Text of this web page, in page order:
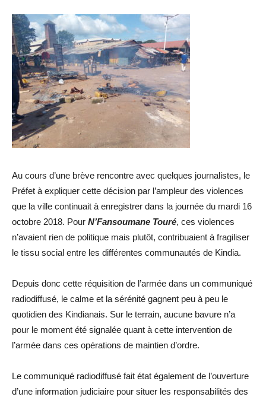
Au cours d’une brève rencontre avec quelques journalistes, le
Préfet à expliquer cette décision par l’ampleur des violences
que la ville continuait à enregistrer dans la journée du mardi 16
octobre 2018. Pour N’Fansoumane Touré, ces violences
n’avaient rien de politique mais plutôt, contribuaient à fragiliser
le tissu social entre les différentes communautés de Kindia.
Depuis donc cette réquisition de l’armée dans un communiqué
radiodiffusé, le calme et la sérénité gagnent peu à peu le
quotidien des Kindianais. Sur le terrain, aucune bavure n’a
pour le moment été signalée quant à cette intervention de
l’armée dans ces opérations de maintien d’ordre.
Le communiqué radiodiffusé fait état également de l’ouverture
d’une information judiciaire pour situer les responsabilités des